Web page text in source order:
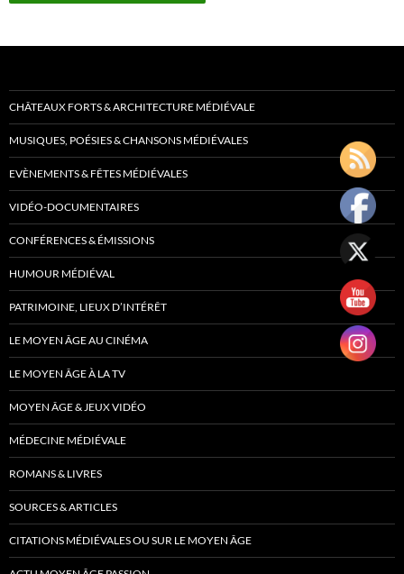
CHÂTEAUX FORTS & ARCHITECTURE MÉDIÉVALE
MUSIQUES, POÉSIES & CHANSONS MÉDIÉVALES
EVÈNEMENTS & FÊTES MÉDIÉVALES
VIDÉO-DOCUMENTAIRES
CONFÉRENCES & ÉMISSIONS
HUMOUR MÉDIÉVAL
PATRIMOINE, LIEUX D’INTÉRÊT
LE MOYEN ÂGE AU CINÉMA
LE MOYEN ÂGE À LA TV
MOYEN ÂGE & JEUX VIDÉO
MÉDECINE MÉDIÉVALE
ROMANS & LIVRES
SOURCES & ARTICLES
CITATIONS MÉDIÉVALES OU SUR LE MOYEN ÂGE